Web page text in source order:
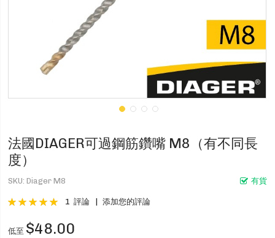
法國DIAGER可過鋼筋鑽嘴 M8（有不同長
度）
有貨
SKU Diager M8
評分:
1 評論 添加您的評論
低至 $48.00